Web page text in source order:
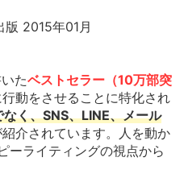
版 2015年01月
たベストセラー（10万部突
動をさせることに特化され
く、SNS、LINE、メール
紹介されています。人を動か
ーライティングの視点から